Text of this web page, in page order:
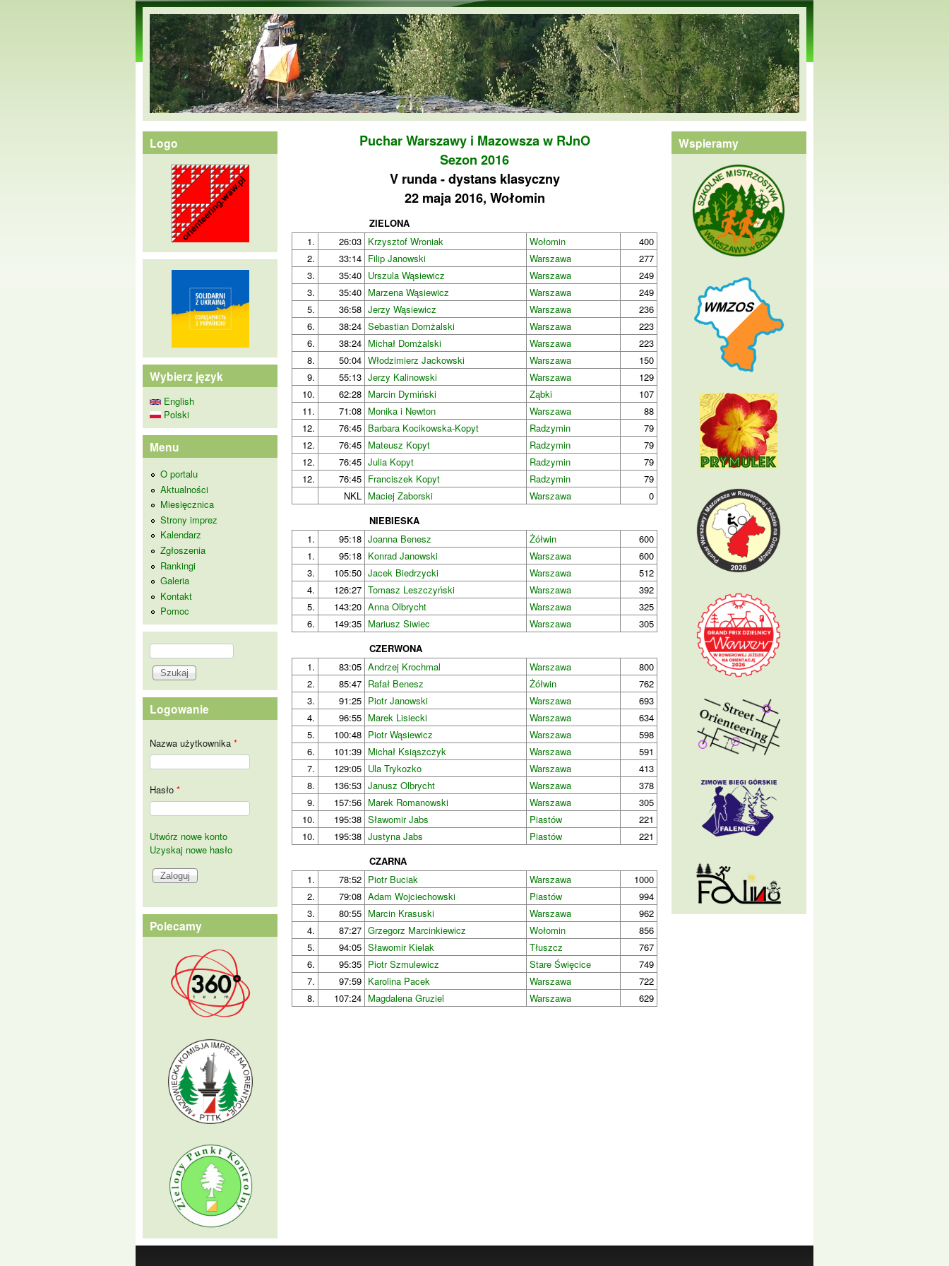
Przejdź do treści
orienteering.waw.pl
Puchar Warszawy i Mazowsza w RJnO
Sezon 2016
V runda - dystans klasyczny
22 maja 2016, Wołomin
ZIELONA
1.
26:03 Krzysztof Wroniak Wołomin
400
2.
33:14 Filip Janowski Warszawa
277
3.
35:40 Urszula Wąsiewicz Warszawa
249
3.
35:40 Marzena Wąsiewicz Warszawa
249
5.
36:58 Jerzy Wąsiewicz Warszawa
236
6.
38:24 Sebastian Domżalski Warszawa
223
6.
38:24 Michał Domżalski Warszawa
223
8.
50:04 Włodzimierz Jackowski Warszawa
150
9.
55:13 Jerzy Kalinowski Warszawa
129
10.
62:28 Marcin Dymiński Ząbki
107
11.
71:08 Monika i Newton Warszawa
88
12.
76:45 Barbara Kocikowska-Kopyt Radzymin
79
12.
76:45 Mateusz Kopyt Radzymin
79
12.
76:45 Julia Kopyt Radzymin
79
12.
76:45 Franciszek Kopyt Radzymin
79
NKL Maciej Zaborski Warszawa
0
NIEBIESKA
1.
95:18 Joanna Benesz Żółwin
600
1.
95:18 Konrad Janowski Warszawa
600
3.
105:50 Jacek Biedrzycki Warszawa
512
4.
126:27 Tomasz Leszczyński Warszawa
392
5.
143:20 Anna Olbrycht Warszawa
325
6.
149:35 Mariusz Siwiec Warszawa
305
CZERWONA
1.
83:05 Andrzej Krochmal Warszawa
800
2.
85:47 Rafał Benesz Żółwin
762
3.
91:25 Piotr Janowski Warszawa
693
4.
96:55 Marek Lisiecki Warszawa
634
5.
100:48 Piotr Wąsiewicz Warszawa
598
6.
101:39 Michał Ksiąszczyk Warszawa
591
7.
129:05 Ula Trykozko Warszawa
413
8.
136:53 Janusz Olbrycht Warszawa
378
9.
157:56 Marek Romanowski Warszawa
305
10.
195:38 Sławomir Jabs Piastów
221
10.
195:38 Justyna Jabs Piastów
221
CZARNA
1.
78:52 Piotr Buciak Warszawa
1000
2.
79:08 Adam Wojciechowski Piastów
994
3.
80:55 Marcin Krasuski Warszawa
962
4.
87:27 Grzegorz Marcinkiewicz Wołomin
856
5.
94:05 Sławomir Kielak Tłuszcz
767
6.
95:35 Piotr Szmulewicz Stare Święcice
749
7.
97:59 Karolina Pacek Warszawa
722
8.
107:24 Magdalena Gruziel Warszawa 629
Logo
Wybierz język
English
Polski
Menu
O portalu
Aktualności
Miesięcznica
Strony imprez
Kalendarz
Zgłoszenia
Rankingi
Galeria
Kontakt
Pomoc
Formularz wyszukiwania
Szukaj
Logowanie
Nazwa użytkownika *
Hasło *
Utwórz nowe konto
Uzyskaj nowe hasło
Polecamy
Wspieramy